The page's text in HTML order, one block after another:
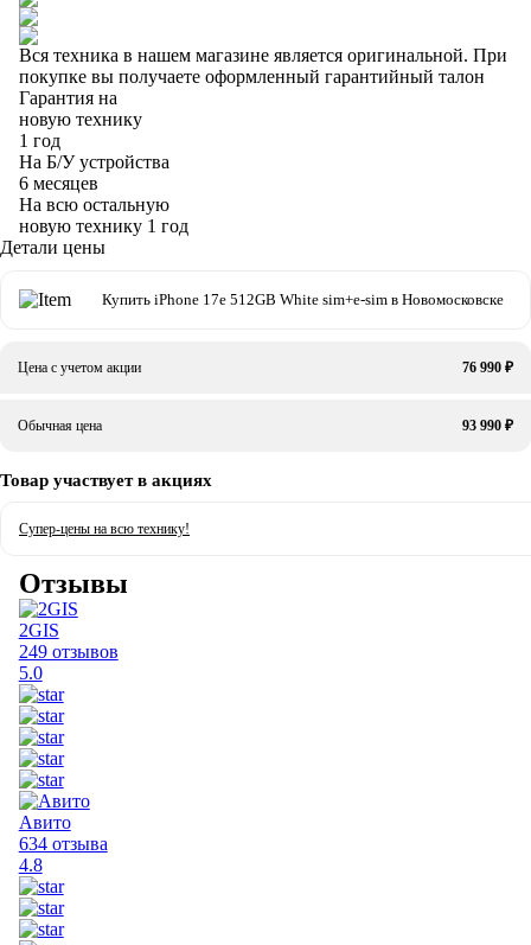
Вся техника в нашем магазине является оригинальной. При
покупке вы получаете оформленный гарантийный талон
Гарантия на
новую технику
1 год
На Б/У устройства
6 месяцев
На всю остальную
новую технику 1 год
Детали цены
Купить iPhone 17e 512GB White sim+e-sim в Новомосковске
Цена с учетом акции 76 990 ₽
Обычная цена 93 990 ₽
Товар участвует в акциях
Супер-цены на всю технику!
Отзывы
2GIS
249 отзывов
5.0
Авито
634 отзыва
4.8